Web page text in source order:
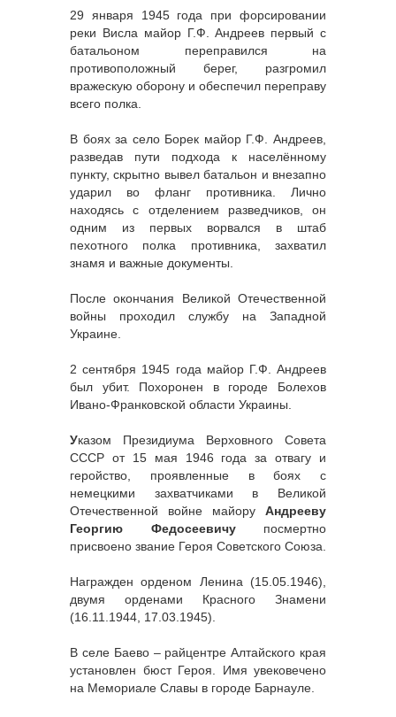
29 января 1945 года при форсировании
реки Висла майор Г.Ф. Андреев первый с
батальоном переправился на
противоположный берег, разгромил
вражескую оборону и обеспечил переправу
всего полка.
В боях за село Борек майор Г.Ф. Андреев,
разведав пути подхода к населённому
пункту, скрытно вывел батальон и внезапно
ударил во фланг противника. Лично
находясь с отделением разведчиков, он
одним из первых ворвался в штаб
пехотного полка противника, захватил
знамя и важные документы.
После окончания Великой Отечественной
войны проходил службу на Западной
Украине.
2 сентября 1945 года майор Г.Ф. Андреев
был убит. Похоронен в городе Болехов
Ивано-Франковской области Украины.
Указом Президиума Верховного Совета
СССР от 15 мая 1946 года за отвагу и
геройство, проявленные в боях с
немецкими захватчиками в Великой
Отечественной войне майору Андрееву
Георгию Федосеевичупосмертно
присвоено звание Героя Советского Союза.
Награжден орденом Ленина (15.05.1946),
двумя орденами Красного Знамени
(16.11.1944, 17.03.1945).
В селе Баево – райцентре Алтайского края
установлен бюст Героя. Имя увековечено
на Мемориале Славы в городе Барнауле.